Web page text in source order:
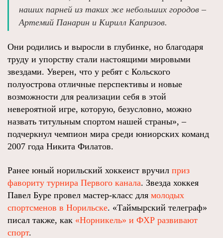
наших парней из таких же небольших городов –
Артемий Панарин и Кирилл Капризов.
Они родились и выросли в глубинке, но благодаря
труду и упорству стали настоящими мировыми
звездами. Уверен, что у ребят с Кольского
полуострова отличные перспективы и новые
возможности для реализации себя в этой
невероятной игре, которую, безусловно, можно
назвать титульным спортом нашей страны», –
подчеркнул чемпион мира среди юниорских команд
2007 года Никита Филатов.
Ранее юный норильский хоккеист вручил приз
фавориту турнира Первого канала. Звезда хоккея
Павел Буре провел мастер-класс для молодых
спортсменов в Норильске. «Таймырский телеграф»
писал также, как «Норникель» и ФХР развивают
спорт.